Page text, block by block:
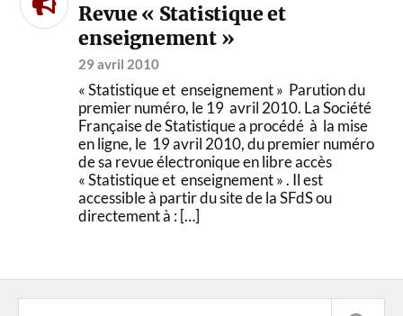
Revue « Statistique et
enseignement »
29 avril 2010
« Statistique et enseignement » Parution du
premier numéro, le 19 avril 2010. La Société
Française de Statistique a procédé à la mise
en ligne, le 19 avril 2010, du premier numéro
de sa revue électronique en libre accès
« Statistique et enseignement » . Il est
accessible à partir du site de la SFdS ou
directement à : […]